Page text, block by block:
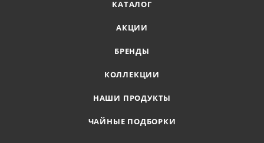
КАТАЛОГ
АКЦИИ
БРЕНДЫ
КОЛЛЕКЦИИ
НАШИ ПРОДУКТЫ
ЧАЙНЫЕ ПОДБОРКИ